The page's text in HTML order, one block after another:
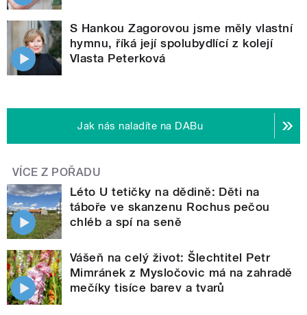
S Hankou Zagorovou jsme měly vlastní
hymnu, říká její spolubydlící z kolejí
Vlasta Peterková
Jak nás naladíte na DABu
VÍCE Z POŘADU
Léto U tetičky na dědině: Děti na
táboře ve skanzenu Rochus pečou
chléb a spí na seně
Vášeň na celý život: Šlechtitel Petr
Mimránek z Mysločovic má na zahradě
mečíky tisíce barev a tvarů